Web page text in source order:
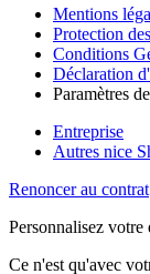
Mentions
Protection
Conditions
Déclaration
Paramètres
Entreprise
Autres nice
Renoncer au contrat
Personnalisez votre
Ce n'est qu'avec